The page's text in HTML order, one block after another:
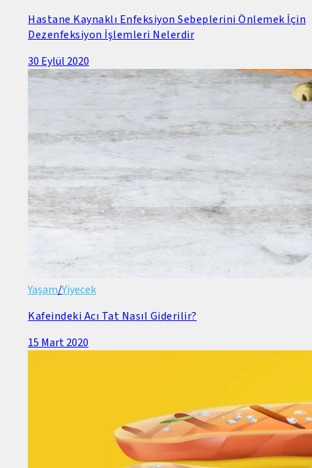
Hastane Kaynaklı Enfeksiyon Sebeplerini Önlemek İçin
Dezenfeksiyon İşlemleri Nelerdir
30 Eylül 2020
Yaşam/Yiyecek
Kafeindeki Acı Tat Nasıl Giderilir?
15 Mart 2020